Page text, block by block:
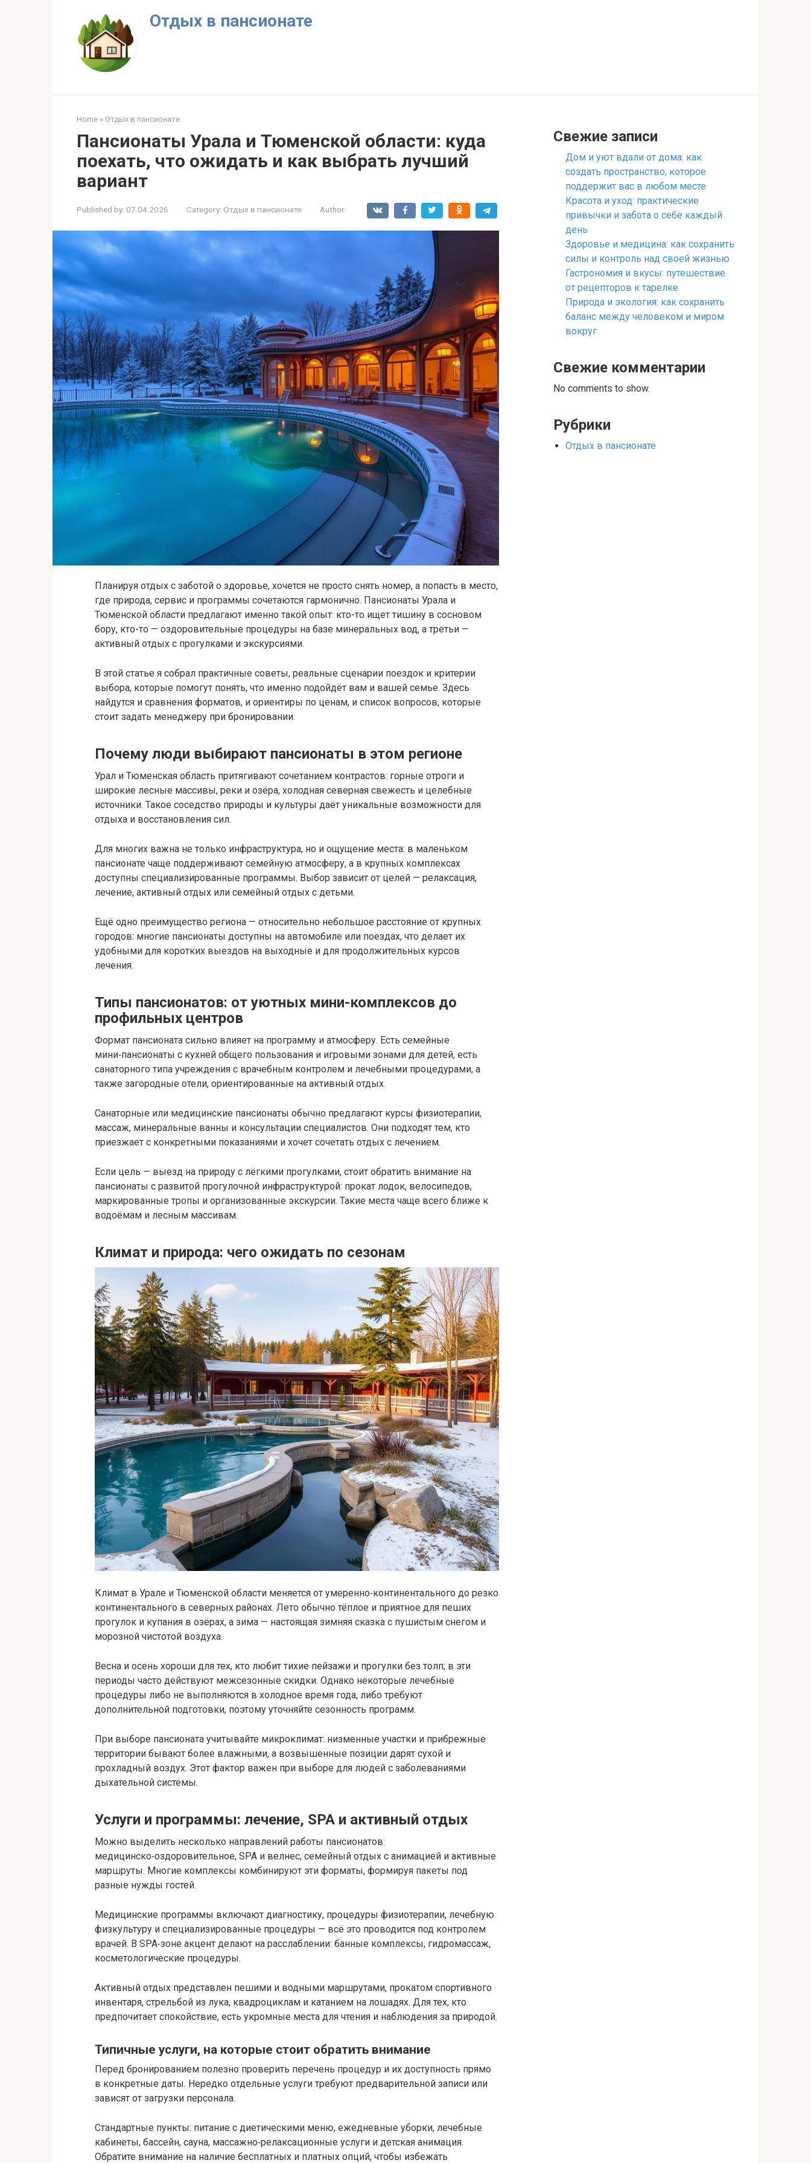
Отдых в пансионате
Home » Отдых в пансионате
Пансионаты Урала и Тюменской области: куда
поехать, что ожидать и как выбрать лучший
вариант
Published by: 07.04.2026 Category: Отдых в пансионате Author:
Планируя отдых с заботой о здоровье, хочется не просто снять номер, а попасть в место,
где природа, сервис и программы сочетаются гармонично. Пансионаты Урала и
Тюменской области предлагают именно такой опыт: кто-то ищет тишину в сосновом
бору, кто-то — оздоровительные процедуры на базе минеральных вод, а третьи —
активный отдых с прогулками и экскурсиями.
В этой статье я собрал практичные советы, реальные сценарии поездок и критерии
выбора, которые помогут понять, что именно подойдёт вам и вашей семье. Здесь
найдутся и сравнения форматов, и ориентиры по ценам, и список вопросов, которые
стоит задать менеджеру при бронировании.
Почему люди выбирают пансионаты в этом регионе
Урал и Тюменская область притягивают сочетанием контрастов: горные отроги и
широкие лесные массивы, реки и озёра, холодная северная свежесть и целебные
источники. Такое соседство природы и культуры даёт уникальные возможности для
отдыха и восстановления сил.
Для многих важна не только инфраструктура, но и ощущение места: в маленьком
пансионате чаще поддерживают семейную атмосферу, а в крупных комплексах
доступны специализированные программы. Выбор зависит от целей — релаксация,
лечение, активный отдых или семейный отдых с детьми.
Ещё одно преимущество региона — относительно небольшое расстояние от крупных
городов: многие пансионаты доступны на автомобиле или поездах, что делает их
удобными для коротких выездов на выходные и для продолжительных курсов
лечения.
Типы пансионатов: от уютных мини-комплексов до
профильных центров
Формат пансионата сильно влияет на программу и атмосферу. Есть семейные
мини‑пансионаты с кухней общего пользования и игровыми зонами для детей, есть
санаторного типа учреждения с врачебным контролем и лечебными процедурами, а
также загородные отели, ориентированные на активный отдых.
Санаторные или медицинские пансионаты обычно предлагают курсы физиотерапии,
массаж, минеральные ванны и консультации специалистов. Они подходят тем, кто
приезжает с конкретными показаниями и хочет сочетать отдых с лечением.
Если цель — выезд на природу с лёгкими прогулками, стоит обратить внимание на
пансионаты с развитой прогулочной инфраструктурой: прокат лодок, велосипедов,
маркированные тропы и организованные экскурсии. Такие места чаще всего ближе к
водоёмам и лесным массивам.
Климат и природа: чего ожидать по сезонам
Климат в Урале и Тюменской области меняется от умеренно‑континентального до резко
континентального в северных районах. Лето обычно тёплое и приятное для пеших
прогулок и купания в озёрах, а зима — настоящая зимняя сказка с пушистым снегом и
морозной чистотой воздуха.
Весна и осень хороши для тех, кто любит тихие пейзажи и прогулки без толп; в эти
периоды часто действуют межсезонные скидки. Однако некоторые лечебные
процедуры либо не выполняются в холодное время года, либо требуют
дополнительной подготовки, поэтому уточняйте сезонность программ.
При выборе пансионата учитывайте микроклимат: низменные участки и прибрежные
территории бывают более влажными, а возвышенные позиции дарят сухой и
прохладный воздух. Этот фактор важен при выборе для людей с заболеваниями
дыхательной системы.
Услуги и программы: лечение, SPA и активный отдых
Можно выделить несколько направлений работы пансионатов:
медицинско‑оздоровительное, SPA и велнес, семейный отдых с анимацией и активные
маршруты. Многие комплексы комбинируют эти форматы, формируя пакеты под
разные нужды гостей.
Медицинские программы включают диагностику, процедуры физиотерапии, лечебную
физкультуру и специализированные процедуры — всё это проводится под контролем
врачей. В SPA‑зоне акцент делают на расслаблении: банные комплексы, гидромассаж,
косметологические процедуры.
Активный отдых представлен пешими и водными маршрутами, прокатом спортивного
инвентаря, стрельбой из лука, квадроциклам и катанием на лошадях. Для тех, кто
предпочитает спокойствие, есть укромные места для чтения и наблюдения за природой.
Типичные услуги, на которые стоит обратить внимание
Перед бронированием полезно проверить перечень процедур и их доступность прямо
в конкретные даты. Нередко отдельные услуги требуют предварительной записи или
зависят от загрузки персонала.
Стандартные пункты: питание с диетическими меню, ежедневные уборки, лечебные
кабинеты, бассейн, сауна, массажно‑релаксационные услуги и детская анимация.
Обратите внимание на наличие бесплатных и платных опций, чтобы избежать
Свежие записи
Дом и уют вдали от дома: как
создать пространство, которое
поддержит вас в любом месте
Красота и уход: практические
привычки и забота о себе каждый
день
Здоровье и медицина: как сохранить
силы и контроль над своей жизнью
Гастрономия и вкусы: путешествие
от рецепторов к тарелке
Природа и экология: как сохранить
баланс между человеком и миром
вокруг
Свежие комментарии
No comments to show.
Рубрики
Отдых в пансионате